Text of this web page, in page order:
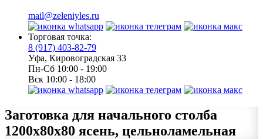
mail@zeleniyles.ru
Торговая точка:
8 (917) 403-82-79
Уфа, Кировоградская 33
Пн-Сб 10:00 - 19:00
Вск 10:00 - 18:00
Заготовка для начального столба
1200х80х80 ясень, цельноламельная